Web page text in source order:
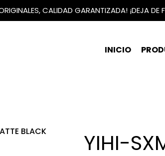
CALIDAD GARANTIZADA! ¡DEJA DE
INICIO
BLACK
YIHI-